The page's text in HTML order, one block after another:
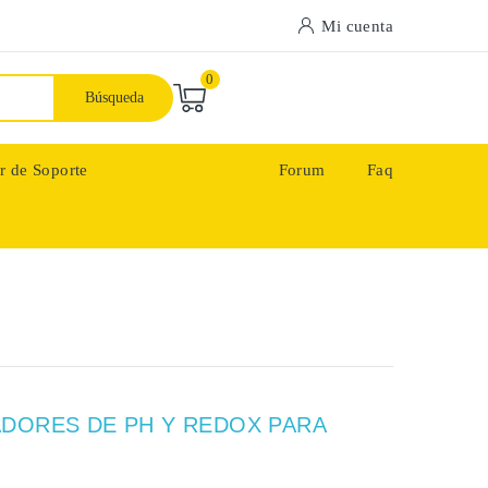
Mi cuenta
Búsqueda
0
de Soporte Forum Faq
DE PH Y REDOX PARA